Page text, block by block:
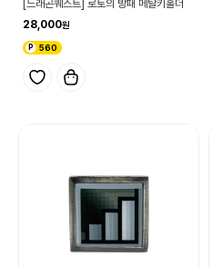
[드래곤퀘스트] 로토의 방패 메탈키홀더
28,000
560